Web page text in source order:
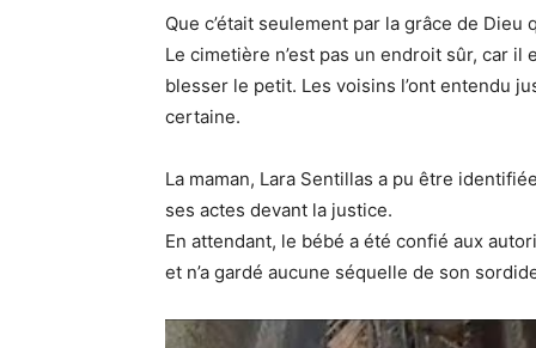
Que c’était seulement par la grâce de
Le cimetière n’est pas un endroit sûr, car
blesser le petit. Les voisins l’ont entendu
certaine.
La maman, Lara Sentillas a pu être
ses actes devant la justice.
En attendant, le bébé a été confié aux
et n’a gardé aucune séquelle de son